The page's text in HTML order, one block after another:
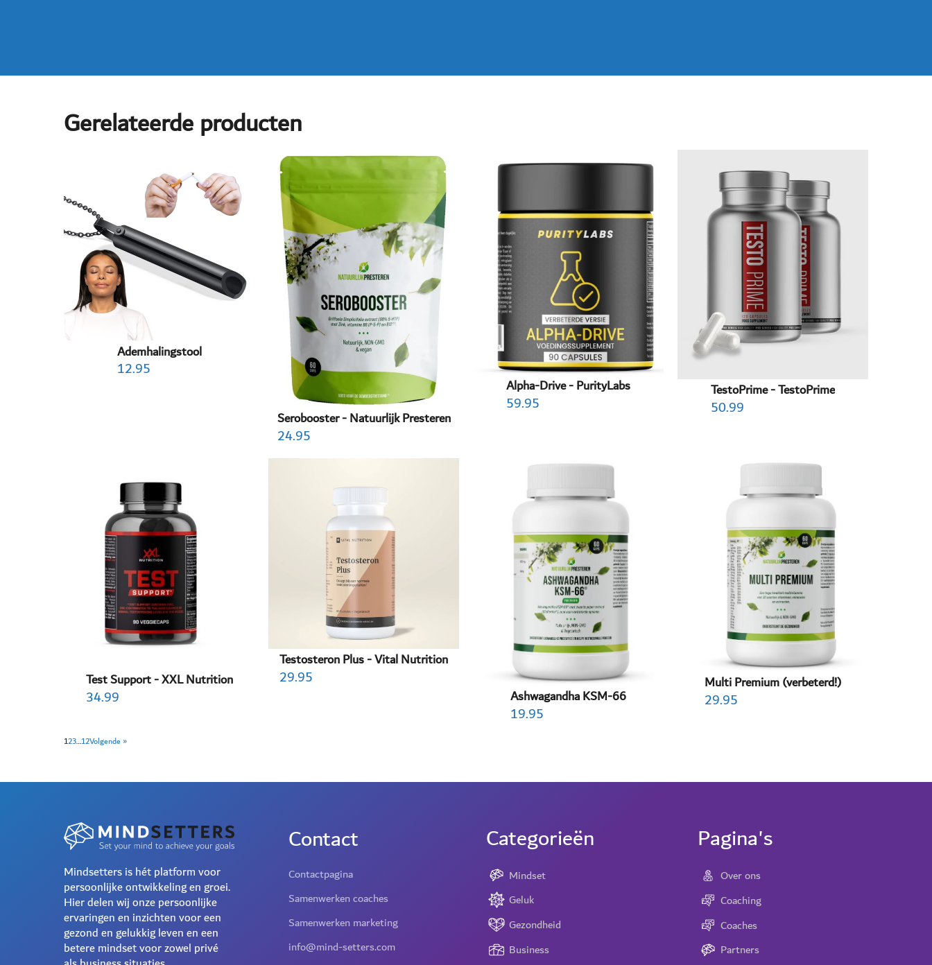
Gerelateerde producten
Ademhalingstool
12.95
Serobooster - Natuurlijk Presteren
24.95
Alpha-Drive - PurityLabs
59.95
TestoPrime - TestoPrime
50.99
Test Support - XXL Nutrition
34.99
Testosteron Plus - Vital Nutrition
29.95
Ashwagandha KSM-66
19.95
Multi Premium (verbeterd!)
29.95
123…12Volgende »
Mindsetters is hét platform voor
persoonlijke ontwikkeling en groei.
Hier delen wij onze persoonlijke
ervaringen en inzichten voor een
gezond en gelukkig leven en een
betere mindset voor zowel privé
Contact
Contactpagina
Samenwerken coaches
Samenwerken marketing
info@mind-setters.com
Categorieën
Mindset
Geluk
Gezondheid
Business
Pagina's
Over ons
Coaching
Coaches
Partners